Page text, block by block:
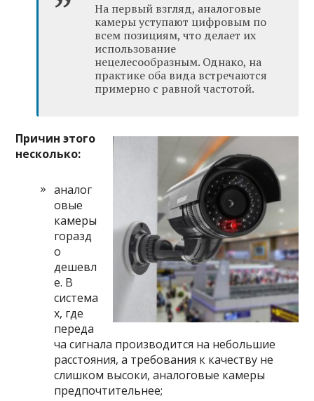
На первый взгляд, аналоговые
камеры уступают цифровым по
всем позициям, что делает их
использование
нецелесообразным. Однако, на
практике оба вида встречаются
примерно с равной частотой.
Причин этого
несколько:
аналог
овые
камеры
горазд
о
дешевл
е. В
система
х, где
переда
ча сигнала производится на небольшие
расстояния, а требования к качеству не
слишком высоки, аналоговые камеры
предпочтительнее;